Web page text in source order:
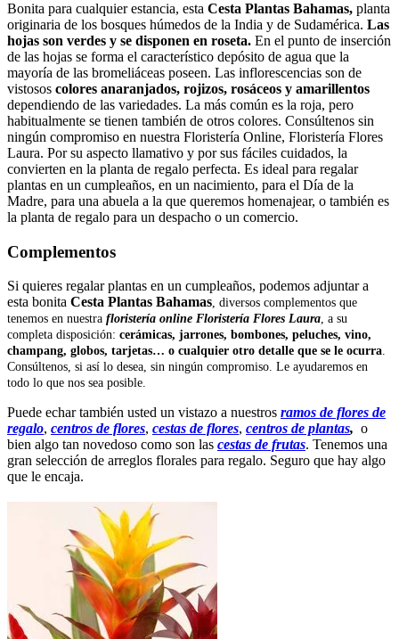
Bonita para cualquier estancia, esta Cesta Plantas Bahamas, planta
originaria de los bosques húmedos de la India y de Sudamérica. Las
hojas son verdes y se disponen en roseta. En el punto de inserción
de las hojas se forma el característico depósito de agua que la
mayoría de las bromeliáceas poseen. Las inflorescencias son de
vistosos colores anaranjados, rojizos, rosáceos y amarillentos
dependiendo de las variedades. La más común es la roja, pero
habitualmente se tienen también de otros colores. Consúltenos sin
ningún compromiso en nuestra Floristería Online, Floristería Flores
Laura. Por su aspecto llamativo y por sus fáciles cuidados, la
convierten en la planta de regalo perfecta. Es ideal para regalar
plantas en un cumpleaños, en un nacimiento, para el Día de la
Madre, para una abuela a la que queremos homenajear, o también es
la planta de regalo para un despacho o un comercio.
Complementos
Si quieres regalar plantas en un cumpleaños, podemos adjuntar a
esta bonita Cesta Plantas Bahamas, diversos complementos que
tenemos en nuestra floristería online Floristería Flores Laura, a su
completa disposición: cerámicas, jarrones, bombones, peluches, vino,
champang, globos, tarjetas… o cualquier otro detalle que se le ocurra.
Consúltenos, si así lo desea, sin ningún compromiso. Le ayudaremos en
todo lo que nos sea posible.
Puede echar también usted un vistazo a nuestros ramos de flores de
regalo, centros de flores, cestas de flores, centros de plantas, o
bien algo tan novedoso como son las cestas de frutas. Tenemos una
gran selección de arreglos florales para regalo. Seguro que hay algo
que le encaja.